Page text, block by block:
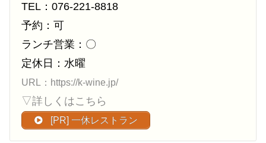
TEL：076-221-8818
予約：可
ランチ営業：〇
定休日：水曜
URL：https://k-wine.jp/
▽詳しくはこちら
[PR] 一休レストラン